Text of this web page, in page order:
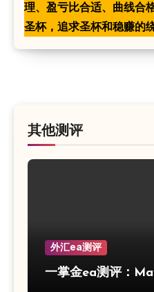
理、盈亏比合适、曲线合
圣杯，追求圣杯和稳赚的
其他测评
外汇ea测评
一掌金ea测评：